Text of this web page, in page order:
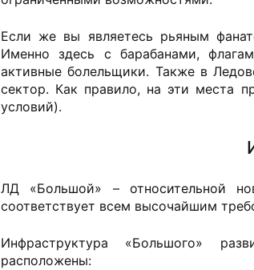
Если же вы являетесь рьяным
Именно здесь с барабанами,
активные болельщики. Также в
сектор. Как правило, на эти места
условий).
ЛД «Большой» – относительной
соответствует всем высочайшим
Инфраструктура «Большого»
расположены: